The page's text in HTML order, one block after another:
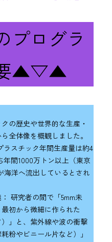
ログラ
要▲▽▲
の歴史や世界的な生産・
全体像を概観しました。
スチック年間生産量は約4
間1000万トン以上（東京
海洋へ流出しているとされ
研究者の間で「5mm未
初から微細に作られた
」と、紫外線や波の衝撃
粉やビニール片など）」